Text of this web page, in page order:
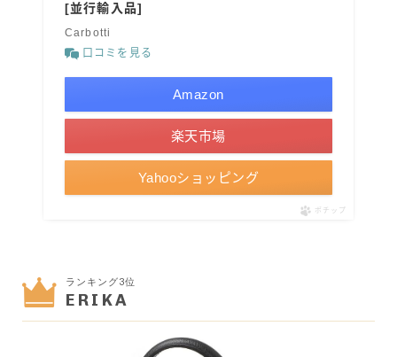
[並行輸入品]
Carbotti
口コミを見る
Amazon
楽天市場
Yahooショッピング
ポチップ
ランキング3位
ERIKA